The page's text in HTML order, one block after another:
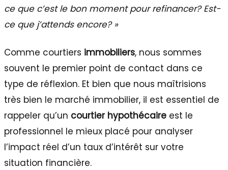
ce que c’est le bon moment pour refinancer? Est-
ce que j’attends encore? »
Comme courtiers immobiliers, nous sommes
souvent le premier point de contact dans ce
type de réflexion. Et bien que nous maîtrisions
très bien le marché immobilier, il est essentiel de
rappeler qu’un courtier hypothécaire est le
professionnel le mieux placé pour analyser
l’impact réel d’un taux d’intérêt sur votre
situation financière.